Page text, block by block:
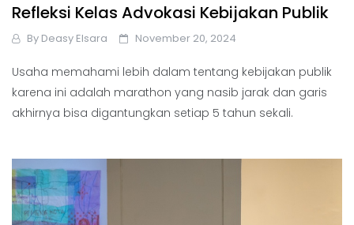
Refleksi Kelas Advokasi Kebijakan Publik
By Deasy Elsara November 20, 2024
Usaha memahami lebih dalam tentang kebijakan publik
karena ini adalah marathon yang nasib jarak dan garis
akhirnya bisa digantungkan setiap 5 tahun sekali.